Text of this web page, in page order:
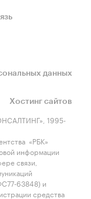
данных
Хостинг сайтов
1995-
«РБК»
информации
связи,
63848) и
средства